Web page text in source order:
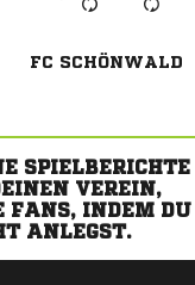
FC SCHÖNWALD
SPIELBERICHTE
VEREIN,
FANS, INDEM DU
ANLEGST.